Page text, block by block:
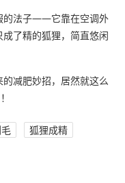
的法子——它靠在空调外
了精的狐狸，简直悠闲
减肥妙招，居然就这么
狐狸成精